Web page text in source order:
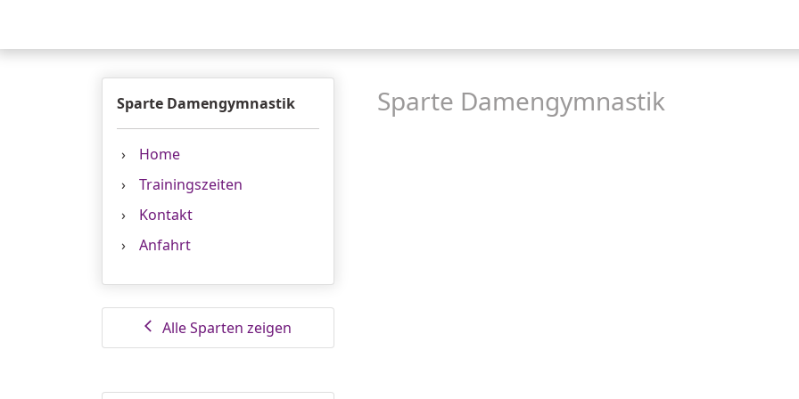
Sparte Damengymnastik
Home
Trainingszeiten
Kontakt
Anfahrt
arrow_back_ios Alle Sparten zeigen
Sparte Damengymnastik